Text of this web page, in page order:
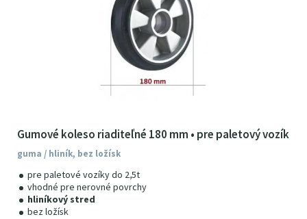
Gumové koleso riaditeľné 180 mm • pre paletový vozík
guma / hliník, bez ložísk
pre paletové vozíky do 2,5t
vhodné pre nerovné povrchy
hliníkový stred
bez ložísk